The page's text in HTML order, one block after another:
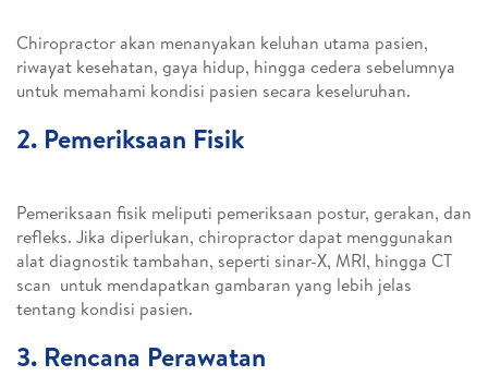
Chiropractor akan menanyakan keluhan utama pasien,
riwayat kesehatan, gaya hidup, hingga cedera sebelumnya
untuk memahami kondisi pasien secara keseluruhan.
2. Pemeriksaan Fisik
Pemeriksaan fisik meliputi pemeriksaan postur, gerakan, dan
refleks. Jika diperlukan, chiropractor dapat menggunakan
alat diagnostik tambahan, seperti sinar-X, MRI, hingga CT
scan untuk mendapatkan gambaran yang lebih jelas
tentang kondisi pasien.
3. Rencana Perawatan